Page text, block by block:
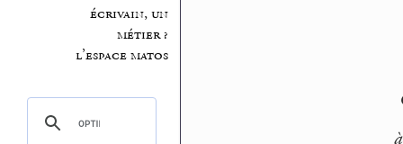
écrivain, un
métier ?
l’espace matos